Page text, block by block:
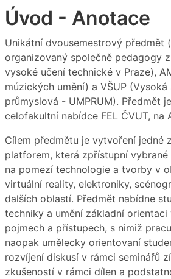
Úvod - Anotace
Unikátní dvousemestrový předmět (
organizovaný společně pedagogy
vysoké učení technické v Praze),
múzických umění) a VŠUP
průmyslová - UMPRUM). Předmět
celofakultní nabídce FEL ČVUT, na
Cílem předmětu je vytvoření jedné
platforem, která zpřístupní
na pomezí technologie a tvorby v
virtuální reality, elektroniky,
dalších oblastí. Předmět nabídne
techniky a umění základní orientaci
pojmech a přístupech, s nimiž
naopak umělecky orientovaní
rozvíjení diskusí v rámci seminářů
zkušeností v rámci dílen a